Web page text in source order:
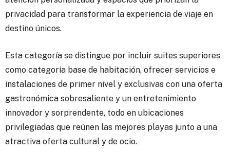
privacidad para transformar la experiencia de viaje en
destino únicos.
Esta categoría se distingue por incluir suites superiores
como categoría base de habitación, ofrecer servicios e
instalaciones de primer nivel y exclusivas con una oferta
gastronómica sobresaliente y un entretenimiento
innovador y sorprendente, todo en ubicaciones
privilegiadas que reúnen las mejores playas junto a una
atractiva oferta cultural y de ocio.